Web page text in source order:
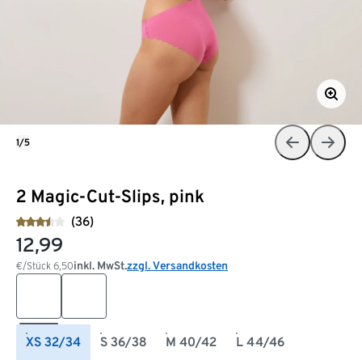
2 Magic-Cut-Slips, pink
(36)
12,99
€/Stück 6,50inkl. MwSt.zzgl. Versandkosten
XS 32/34 S 36/38 M 40/42 L 44/46
1/5